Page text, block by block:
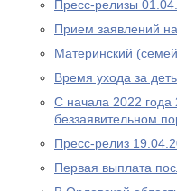
Пресс-релизы
Прием заявлений
Материнский
Время ухода за
С начала 2022 года
беззаявительном
Пресс-релиз
Первая выплата